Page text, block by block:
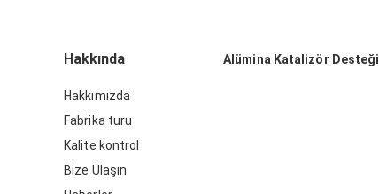
Hakkında
Hakkımızda
Fabrika turu
Kalite kontrol
Bize Ulaşın
Alümina Katalizör Desteği